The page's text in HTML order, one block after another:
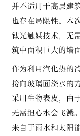
并不适用于高层建
也存在局限性。本
钛光触媒技术，无
筑中面积巨大的墙面
作为利用汽化热的
接向玻璃面浇水的
采用生物表皮，由
无需担心水会飞溅
来自于雨水和太阳